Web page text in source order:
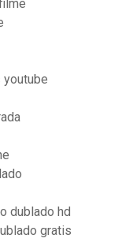
dublado hd
gratis